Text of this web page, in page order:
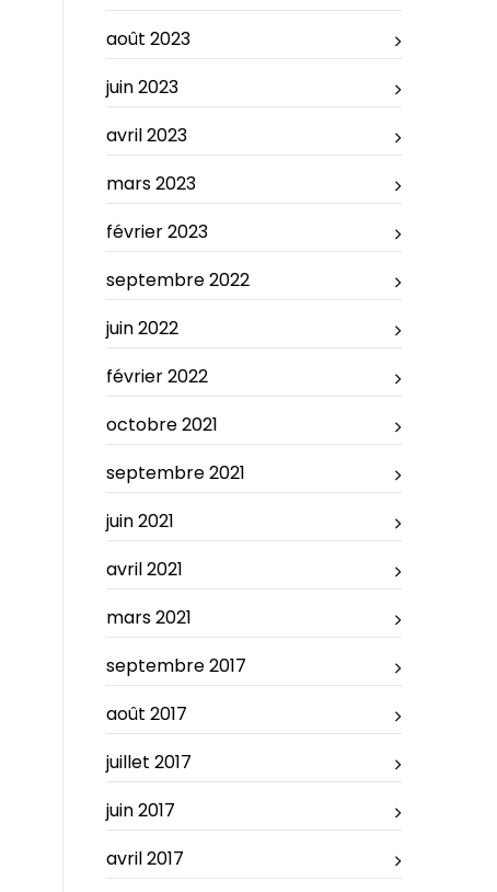
août 2023
juin 2023
avril 2023
mars 2023
février 2023
septembre 2022
juin 2022
février 2022
octobre 2021
septembre 2021
juin 2021
avril 2021
mars 2021
septembre 2017
août 2017
juillet 2017
juin 2017
avril 2017